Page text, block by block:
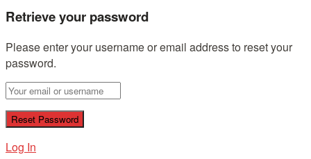
Retrieve your password
Please enter your username or email address to reset your
password.
Log In